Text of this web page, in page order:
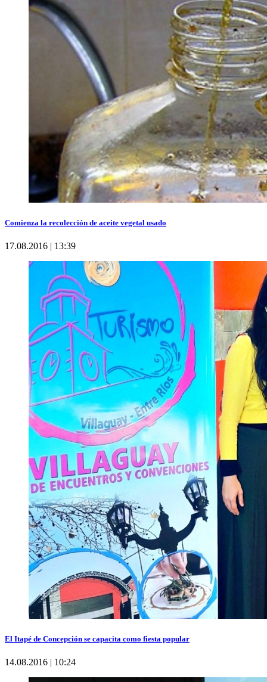
Comienza la recolección de aceite vegetal usado
17.08.2016 | 13:39
El Itapé de Concepción se capacita como fiesta popular
14.08.2016 | 10:24